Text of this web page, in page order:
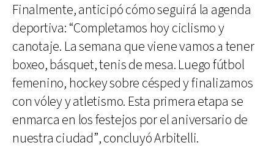
Finalmente, anticipó cómo seguirá la agenda
deportiva: “Completamos hoy ciclismo y
canotaje. La semana que viene vamos a tener
boxeo, básquet, tenis de mesa. Luego fútbol
femenino, hockey sobre césped y finalizamos
con vóley y atletismo. Esta primera etapa se
enmarca en los festejos por el aniversario de
nuestra ciudad”, concluyó Arbitelli.